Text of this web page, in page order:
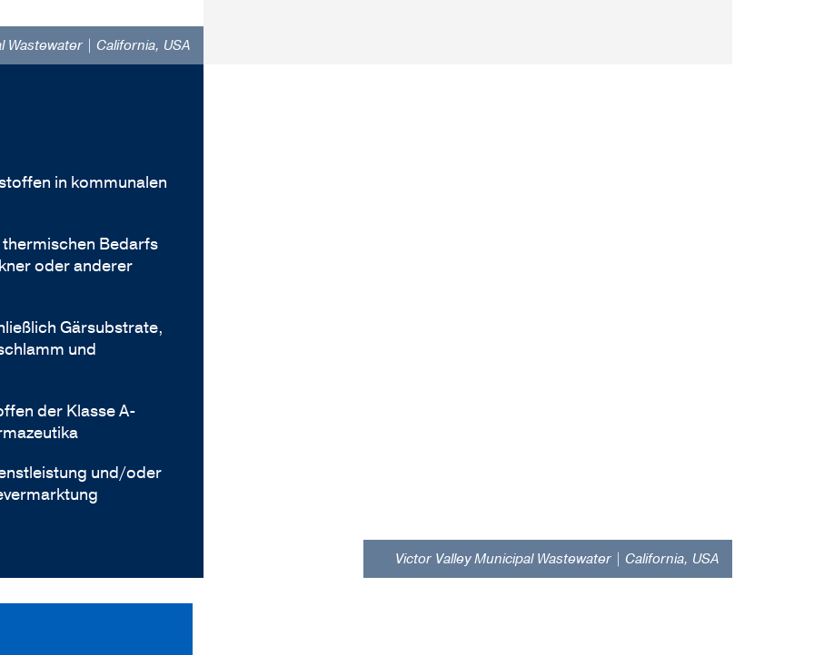
Wastewater | California, USA
in kommunalen
Bedarfs
oder anderer
Gärsubstrate,
und
der Klasse A-
und/oder
Victor Valley Municipal Wastewater | California, USA